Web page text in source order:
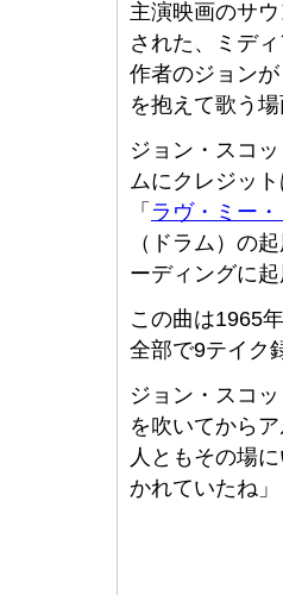
主演映画のサ
された、ミデ
作者のジョン
を抱えて歌う
ジョン・スコ
ムにクレジッ
「 ラヴ・ミー
（ドラム）の
ーディングに
この曲は1965
全部で9テイク
ジョン・スコ
を吹いてから
人ともその場
かれていたね